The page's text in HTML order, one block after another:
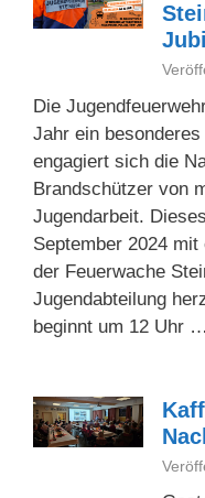
Die
Jahr ein
engagiert sich die
Brandschützer von
Jugendarbeit.
September 2024
der Feuerwache
Jugendabteilung
beginnt um 12 Uhr …